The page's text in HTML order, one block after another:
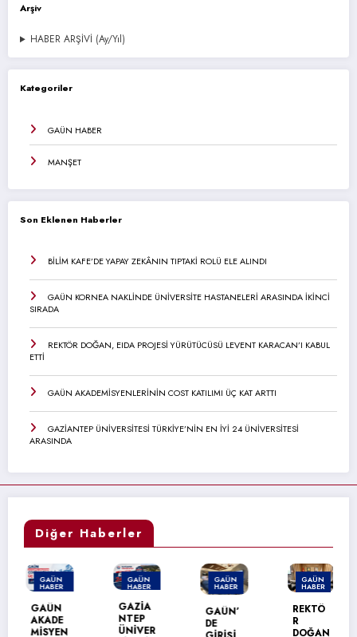
Arşiv
HABER ARŞİVİ (Ay/Yıl)
Kategoriler
GAÜN HABER
MANŞET
Son Eklenen Haberler
BİLİM KAFE’DE YAPAY ZEKÂNIN TIPTAKİ ROLÜ ELE ALINDI
GAÜN KORNEA NAKLİNDE ÜNİVERSİTE HASTANELERİ ARASINDA İKİNCİ
SIRADA
REKTÖR DOĞAN, EIDA PROJESİ YÜRÜTÜCÜSÜ LEVENT KARACAN’I KABUL
ETTİ
GAÜN AKADEMİSYENLERİNİN COST KATILIMI ÜÇ KAT ARTTI
GAZİANTEP ÜNİVERSİTESİ TÜRKİYE’NİN EN İYİ 24 ÜNİVERSİTESİ
ARASINDA
Diğer Haberler
GAÜN
HABER
MANŞET
GAÜN
AKADE
MİSYEN
GAÜN
HABER
MANŞET
GAZİA
NTEP
ÜNİVER
GAÜN
HABER
GAÜN’
DE
GAÜN
HABER
REKTÖ
R
DOĞAN